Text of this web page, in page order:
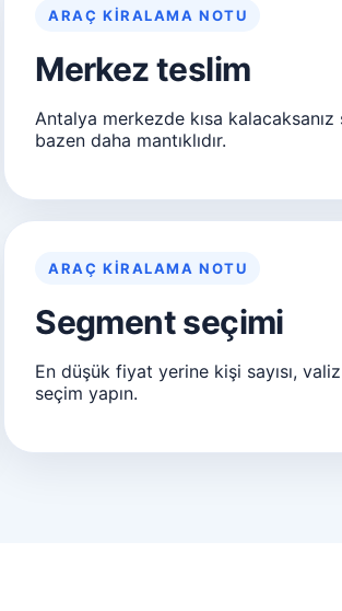
ARAÇ KIRALAMA NOTU
Merkez teslim
Antalya merkezde kısa
bazen daha mantıklıdır.
ARAÇ KIRALAMA NOTU
Segment seçimi
En düşük fiyat yerine kişi sayısı,
seçim yapın.